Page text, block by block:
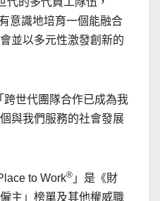
意識地培育一個能融合
並以多元性激發創新的
世代團隊合作已成為我
與我們服務的社會發展
to Work® 」是《財
主」榜單及其他權威職